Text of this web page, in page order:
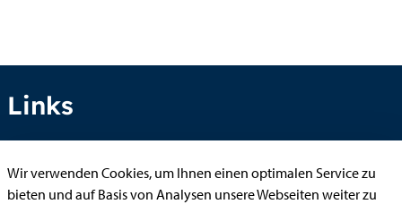
Links
Anhörung online
Wir verwenden Cookies, um Ihnen einen optimalen Service zu
bieten und auf Basis von Analysen unsere Webseiten weiter zu